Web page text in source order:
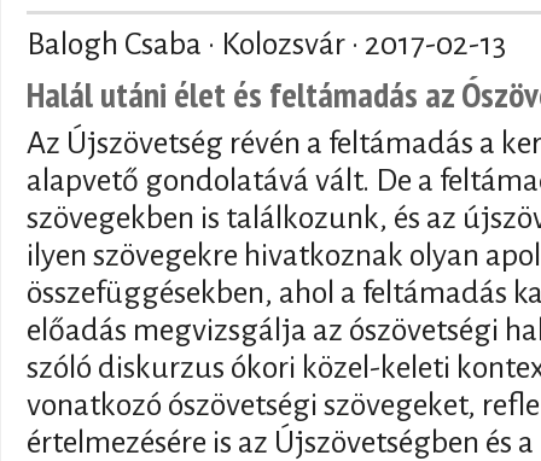
Balogh Csaba · Kolozsvár · 2017-02-13
Halál utáni élet és feltámadás az
Az Újszövetség révén a feltámadás a
alapvető gondolatává vált. De a
szövegekben is találkozunk, és az
ilyen szövegekre hivatkoznak olyan
összefüggésekben, ahol a feltámadás
előadás megvizsgálja az ószövetségi
szóló diskurzus ókori közel-keleti
vonatkozó ószövetségi szövegeket,
értelmezésére is az Újszövetségben és